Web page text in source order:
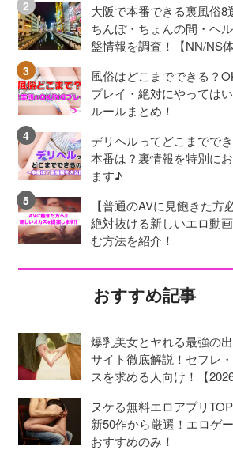
大阪で本番できる裏風俗8
ちんぼ・ちょんの間・ヘ
盤情報を調査！【NN/NS体
風俗はどこまでできる？
プレイ・絶対にやっては
ルールまとめ！
デリヘルってどこまでで
本番は？裏情報を特別に
ます♪
【普通のAVに見飽きた方
絶対抜ける新しいエロ動
む方法を紹介！
おすすめ記事
爆乳美女とヤれる最強の
サイト徹底解説！セフレ
スを求める人向け！【2026
ヌケる無料エロアプリ
新50作から厳選！エロゲ
おすすめのみ！